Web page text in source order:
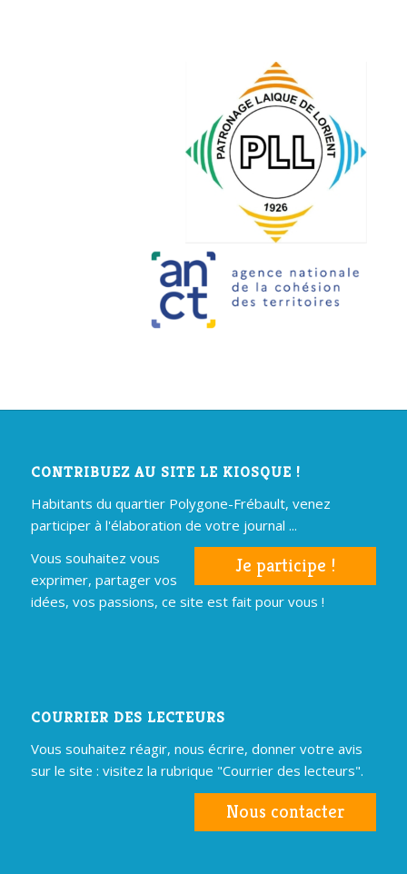
CONTRIBUEZ AU SITE LE KIOSQUE !
Habitants du quartier Polygone-Frébault, venez
participer à l'élaboration de votre journal ...
Je participe !
Vous souhaitez vous
exprimer, partager vos
idées, vos passions, ce site est fait pour vous !
COURRIER DES LECTEURS
Vous souhaitez réagir, nous écrire, donner votre avis
sur le site : visitez la rubrique "Courrier des lecteurs".
Nous contacter